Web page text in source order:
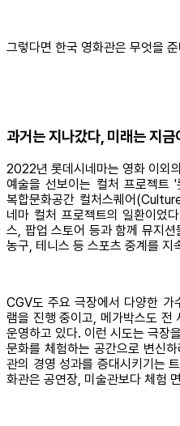
그렇다면 한국 영화관은 무엇을
과거는 지나갔다, 미래는 지금
2022년 롯데시네마는 영화 이외
예술을 선보이는 컬처 프로젝트
복합문화공간 컬처스퀘어
네마 컬처 프로젝트의 일환이었
스, 팝업 스토어 등과 함께 뮤지
농구, 테니스 등 스포츠 중계를 지
CGV도 주요 극장에서 다양한 가
램을 진행 중이고, 메가박스도 전
운영하고 있다. 이런 시도는 극장
문화를 체험하는 공간으로 변신
관의 경영 성과를 증대시키기는
화관은 공연장, 미술관보다 체험